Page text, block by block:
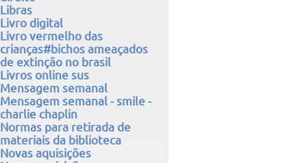
Libras
Livro digital
Livro vermelho das
crianças#bichos ameaçados
de extinção no brasil
Livros online sus
Mensagem semanal
Mensagem semanal - smile -
charlie chaplin
Normas para retirada de
materiais da biblioteca
Novas aquisições